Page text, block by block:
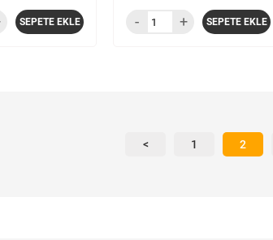
SEPETE EKLE SEPETE EKLE
< 1 2